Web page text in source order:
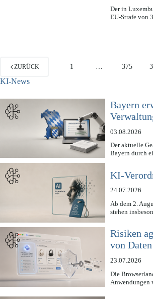
Der in
EU-Strafe von
ZURÜCK 1 … 375
KI-News
Bayern
03.08.2026
Der aktuelle
Bayern durch
KI-
24.07.2026
Ab dem 2.
stehen
Risiken
von
23.07.2026
Die
Anwendungen